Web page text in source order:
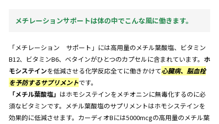
メチレーションサポートは体の中でこんな風に働きます。
「メチレーション サポート」には高用量のメチル葉酸塩、ビタミン
B12、ビタミンB6、ベタインがひとつのカプセルに含まれています。 ホ
モシステインを低減させる化学反応全てに働きかけて心臓病、脳血栓
を予防するサプリメントです。
「メチル葉酸塩」 はホモシステインをメチオニンに無毒化するのに必
須なビタミンです。メチル葉酸塩のサプリメントはホモシステインを
効果的に低減させます。カーディオBには5000mcgの高用量のメチル葉